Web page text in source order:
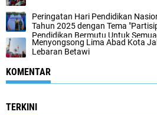
Peringatan Hari Pendidikan
Tahun 2025 dengan Tema
Pendidikan Bermutu Untuk
Menyongsong Lima Abad Kota
Lebaran Betawi
KOMENTAR
TERKINI